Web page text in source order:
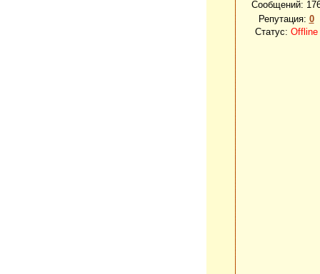
Сообщений:
Репутация: 0
Статус: Offline